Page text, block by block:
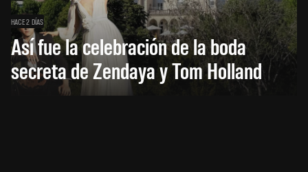
HACE 2 DÍAS
Así fue la celebración de la boda
secreta de Zendaya y Tom Holland